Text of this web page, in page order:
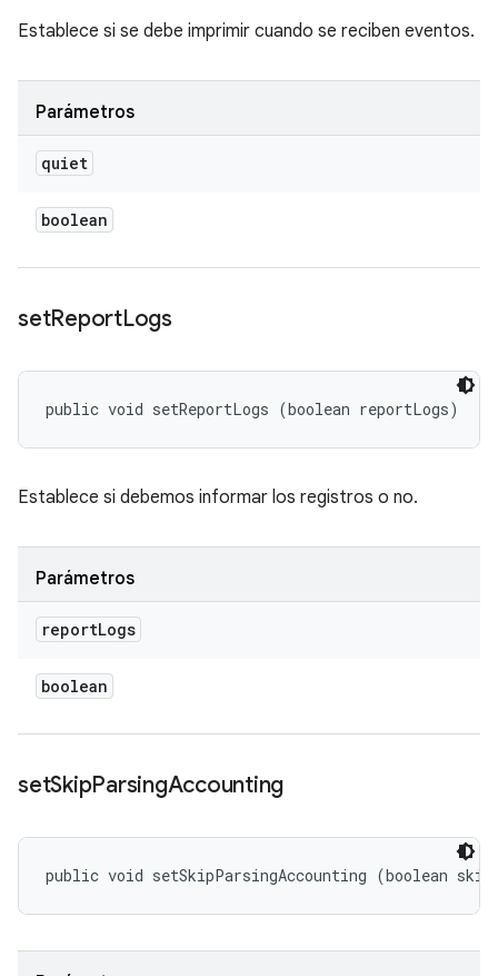
Establece si se debe imprimir cuando se reciben eventos.
Parámetros
quiet
boolean
setReportLogs
public void setReportLogs (boolean reportLogs)
Establece si debemos informar los registros o no.
Parámetros
reportLogs
boolean
setSkipParsingAccounting
public void setSkipParsingAccounting (boolean